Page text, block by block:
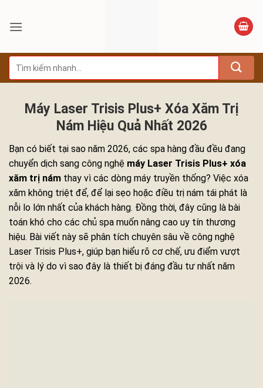
qua
dung
Tìm
kiếm:
Máy Laser Trisis Plus+ Xóa Xăm Trị
Nám Hiệu Quả Nhất 2026
Bạn có biết tại sao năm 2026, các spa hàng đầu đều đang
chuyển dịch sang công nghệ máy Laser Trisis Plus+ xóa
xăm trị nám thay vì các dòng máy truyền thống? Việc xóa
xăm không triệt để, để lại sẹo hoặc điều trị nám tái phát là
nỗi lo lớn nhất của khách hàng. Đồng thời, đây cũng là bài
toán khó cho các chủ spa muốn nâng cao uy tín thương
hiệu. Bài viết này sẽ phân tích chuyên sâu về công nghệ
Laser Trisis Plus+, giúp bạn hiểu rõ cơ chế, ưu điểm vượt
trội và lý do vì sao đây là thiết bị đáng đầu tư nhất năm
2026.